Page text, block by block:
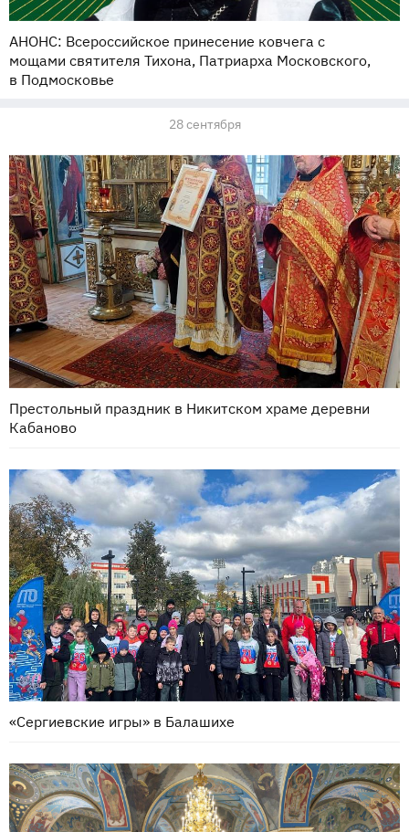
АНОНС: Всероссийское принесение ковчега с
мощами святителя Тихона, Патриарха Московского,
в Подмосковье
28 сентября
Престольный праздник в Никитском храме деревни
Кабаново
«Сергиевские игры» в Балашихе